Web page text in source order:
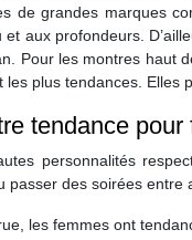
de grandes marques
aux profondeurs.
Pour les montres haut
les plus tendances.
tendance pour
personnalités
des soirées
les femmes ont